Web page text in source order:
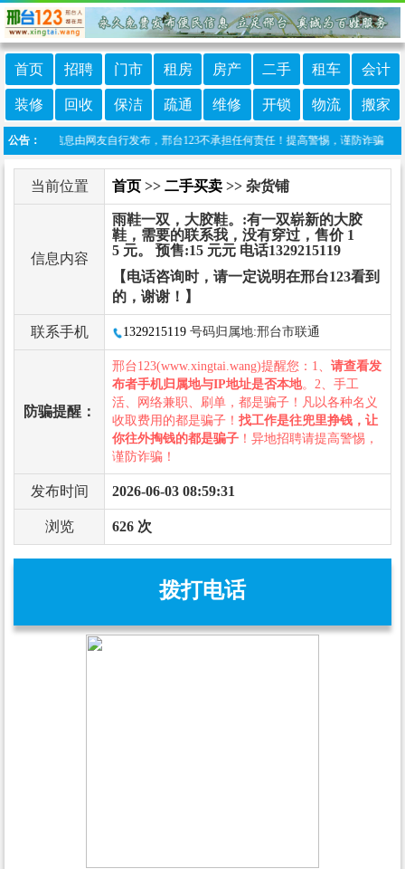
首页 招聘 门市 租房 房产 二手 租车 会计
装修 回收 保洁 疏通 维修 开锁 物流 搬家
公告：
本栏目信息由网友自行发布，邢台123不承担任何责任！提高警惕，谨防诈骗！做
当前位置 首页 >> 二手买卖 >> 杂货铺
信息内容
雨鞋一双，大胶鞋。:有一双崭新的大胶
鞋，需要的联系我，没有穿过，售价 1
5 元。 预售:15 元元 电话1329215119
【电话咨询时，请一定说明在邢台123看到
的，谢谢！】
联系手机 1329215119 号码归属地:邢台市联通
防骗提醒：
邢台123(www.xingtai.wang)提醒您：1、 请查看发
布者手机归属地与IP地址是否本地。2、手工
活、网络兼职、刷单，都是骗子！凡以各种名义
收取费用的都是骗子！ 找工作是往兜里挣钱，让
你往外掏钱的都是骗子 ！异地招聘请提高警惕，
谨防诈骗！
发布时间 2026-06-03 08:59:31
浏览 626 次
拨打电话